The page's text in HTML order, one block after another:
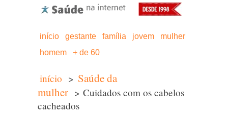
início gestante família jovem
mulher
homem
+ de 60
início > Saúde da
mulher > Cuidados com os cabelos
cacheados